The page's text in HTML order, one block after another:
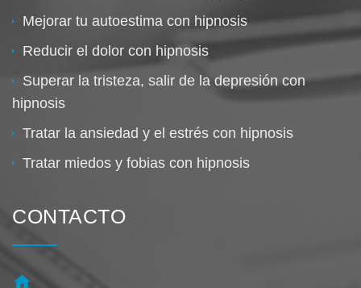
Mejorar tu autoestima con hipnosis
Reducir el dolor con hipnosis
Superar la tristeza, salir de la depresión con
hipnosis
Tratar la ansiedad y el estrés con hipnosis
Tratar miedos y fobias con hipnosis
CONTACTO